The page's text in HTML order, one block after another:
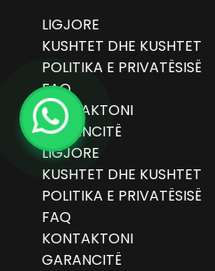
LIGJORE
KUSHTET DHE KUSHTET
POLITIKA E PRIVATËSISË
FAQ
KONTAKTONI
GARANCITË
LIGJORE
KUSHTET DHE KUSHTET
POLITIKA E PRIVATËSISË
FAQ
KONTAKTONI
GARANCITË